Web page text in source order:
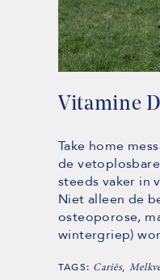
Vitamine
Take home
de
steeds vaker in
Niet alleen de
osteoporose,
wintergriep)
TAGS: Cariës,